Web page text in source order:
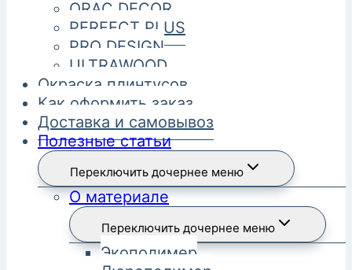
ORAC DECOR
PERFECT PLUS
PRO DESIGN
ULTRAWOOD
Окраска плинтусов
Как оформить заказ
Доставка и самовывоз
Полезные статьи
Переключить дочернее меню
О материале
Переключить дочернее меню
Экополимер